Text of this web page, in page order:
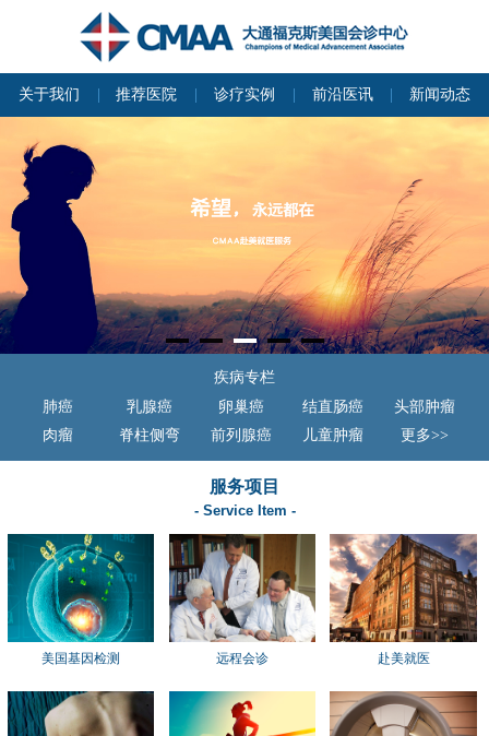
关于我们 推荐医院 诊疗实例 前沿医讯 新闻动态
疾病专栏
肺癌
乳腺癌 卵巢癌 结直肠癌
头部肿瘤
肉瘤
脊柱侧弯 前列腺癌 儿童肿瘤 更多>>
服务项目
- Service Item -
美国基因检测 远程会诊 赴美就医